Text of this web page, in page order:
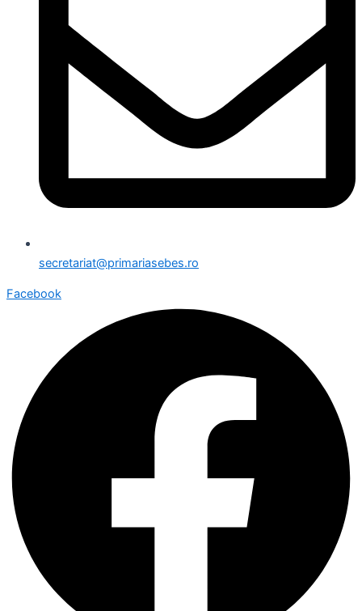
secretariat@primariasebes.ro
Facebook